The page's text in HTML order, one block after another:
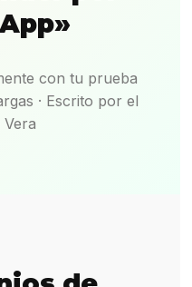
con tu prueba
· Escrito por el
Vera